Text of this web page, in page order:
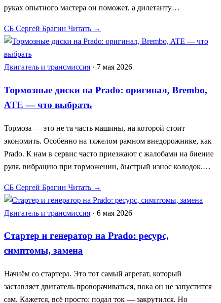
руках опытного мастера он поможет, а дилетанту…
СБ Сергей Брагин Читать →
Двигатель и трансмиссия · 7 мая 2026
Тормозные диски на Prado: оригинал, Brembo,
ATE — что выбрать
Тормоза — это не та часть машины, на которой стоит
экономить. Особенно на тяжелом рамном внедорожнике, как
Prado. К нам в сервис часто приезжают с жалобами на биение
руля, вибрацию при торможении, быстрый износ колодок.…
СБ Сергей Брагин Читать →
Двигатель и трансмиссия · 6 мая 2026
Стартер и генератор на Prado: ресурс,
симптомы, замена
Начнём со стартера. Это тот самый агрегат, который
заставляет двигатель проворачиваться, пока он не запустится
сам. Кажется, всё просто: подал ток — закрутился. Но